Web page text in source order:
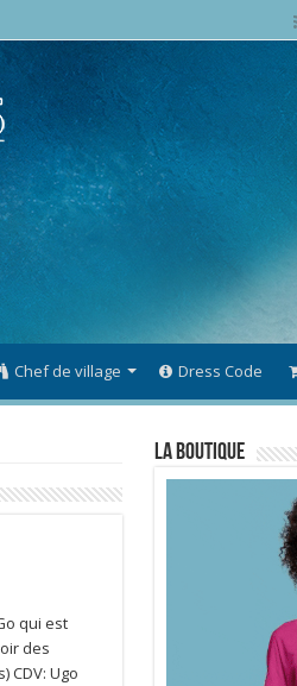
Chef de village Dress Code
qui est
des
CDV: Ugo
La Boutique